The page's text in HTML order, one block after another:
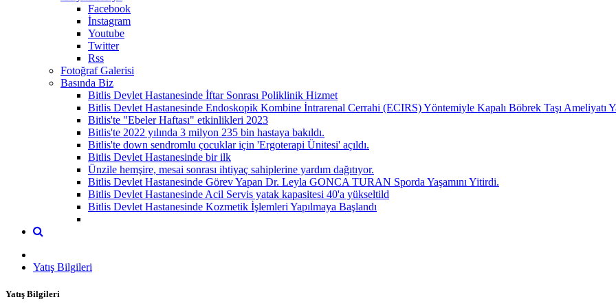
Facebook
İnstagram
Youtube
Twitter
Rss
Fotoğraf Galerisi
Basında Biz
Bitlis Devlet Hastanesinde İftar Sonrası Poliklinik Hizmet
Bitlis Devlet Hastanesinde Endoskopik Kombine İntrarenal Cerrahi (ECIRS) Yöntemiyle Kapalı Böbrek Taşı Ameliyatı
Bitlis'te "Ebeler Haftası" etkinlikleri 2023
Bitlis'te 2022 yılında 3 milyon 235 bin hastaya bakıldı.
Bitlis'te down sendromlu çocuklar için 'Ergoterapi Ünitesi' açıldı.
Bitlis Devlet Hastanesinde bir ilk
Ünzile hemşire, mesai sonrası ihtiyaç sahiplerine yardım dağıtıyor.
Bitlis Devlet Hastanesinde Görev Yapan Dr. Leyla GONCA TURAN Sporda Yaşamını Yitirdi.
Bitlis Devlet Hastanesinde Acil Servis yatak kapasitesi 40'a yükseltild
Bitlis Devlet Hastanesinde Kozmetik İşlemleri Yapılmaya Başlandı
Yatış Bilgileri
Yatış Bilgileri